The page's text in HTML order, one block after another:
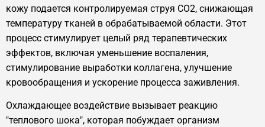
кожу подается контролируемая струя CO2, снижающая
температуру тканей в обрабатываемой области. Этот
процесс стимулирует целый ряд терапевтических
эффектов, включая уменьшение воспаления,
стимулирование выработки коллагена, улучшение
кровообращения и ускорение процесса заживления.
Охлаждающее воздействие вызывает реакцию
"теплового шока", которая побуждает организм